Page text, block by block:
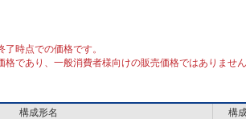
時点での価格です。
であり、一般消費者様向けの販売価格ではありませ
構成形名
構